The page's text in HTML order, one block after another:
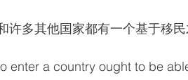
许多其他国家都有一个基于移
enter a country ought to be